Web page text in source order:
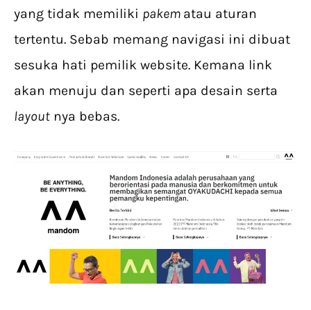
yang tidak memiliki pakem atau aturan
tertentu. Sebab memang navigasi ini dibuat
sesuka hati pemilik website. Kemana link
akan menuju dan seperti apa desain serta
layout nya bebas.